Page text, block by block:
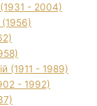
- 2004)
(1911 - 1989)
- 1992)